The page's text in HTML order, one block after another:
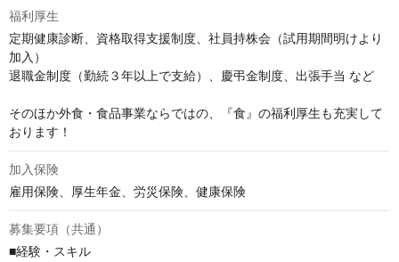
福利厚生
定期健康診断、資格取得支援制度、社員持株会（試用期間明けより
加入）
退職金制度（勤続３年以上で支給）、慶弔金制度、出張手当 など
そのほか外食・食品事業ならではの、『食』の福利厚生も充実して
おります！
加入保険
雇用保険、厚生年金、労災保険、健康保険
募集要項（共通）
■経験・スキル